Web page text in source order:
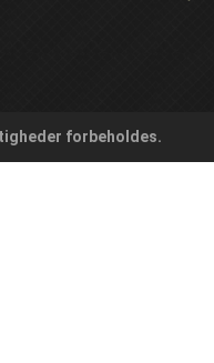
forbeholdes.